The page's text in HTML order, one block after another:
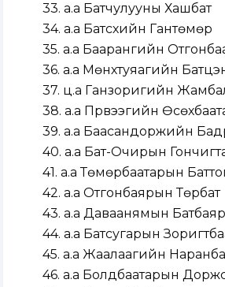
33. а.а Батчулууны Хашбат
34. а.а Батсүхийн Гантөмөр
35. а.а Баарангийн
36. а.а Мөнхтуяагийн
37. ц.а Ганзоригийн
38. а.а Пүрвээгийн
39. а.а Баасандоржийн
40. а.а Бат-Очирын
41. а.а Төмөрбаатарын
42. а.а Отгонбаярын Төрбат
43. а.а Даваанямын Батбаяр
44. а.а Батсугарын
45. а.а Жаалаагийн
46. а.а Болдбаатарын